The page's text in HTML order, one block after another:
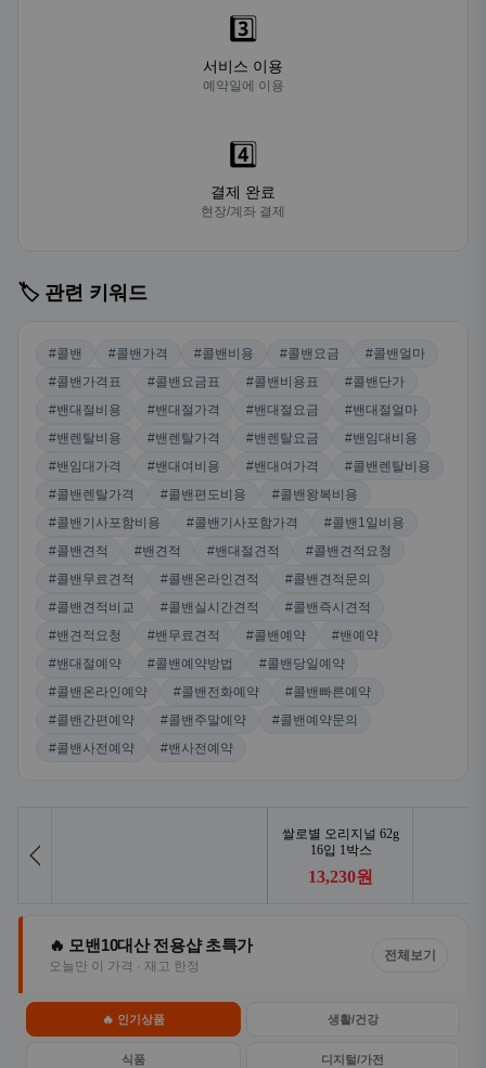
3️⃣
서비스 이용
예약일에 이용
4️⃣
결제 완료
현장/계좌 결제
🏷️ 관련 키워드
#콜밴 #콜밴가격 #콜밴비용 #콜밴요금
#콜밴얼마
#콜밴가격표
#콜밴요금표 #콜밴비용표
#콜밴단가
#밴대절비용
#밴대절가격 #밴대절요금
#밴대절얼마
#밴렌탈비용
#밴렌탈가격 #밴렌탈요금
#밴임대비용
#밴임대가격
#밴대여비용 #밴대여가격
#콜밴렌탈비용
#콜밴렌탈가격
#콜밴편도비용
#콜밴왕복비용
#콜밴기사포함비용
#콜밴기사포함가격
#콜밴1일비용
#콜밴견적
#밴견적 #밴대절견적
#콜밴견적요청
#콜밴무료견적
#콜밴온라인견적
#콜밴견적문의
#콜밴견적비교
#콜밴실시간견적
#콜밴즉시견적
#밴견적요청
#밴무료견적 #콜밴예약
#밴예약
#밴대절예약
#콜밴예약방법
#콜밴당일예약
#콜밴온라인예약
#콜밴전화예약
#콜밴빠른예약
#콜밴간편예약
#콜밴주말예약
#콜밴예약문의
#콜밴사전예약
#밴사전예약
🔥 모밴10대산 전용샵 초특가
오늘만 이 가격 · 재고 한정
전체보기
🔥 인기상품 생활/건강
식품 디지털/가전